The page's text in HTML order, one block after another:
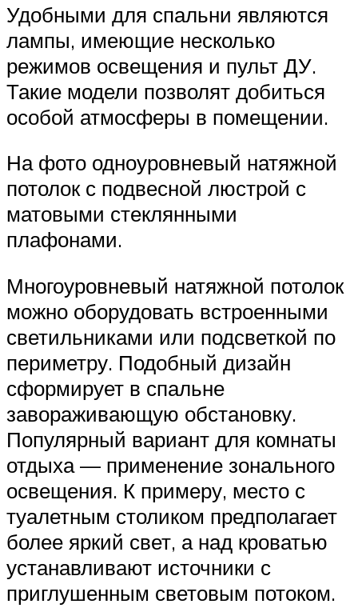
Удобными для спальни являются
лампы, имеющие несколько
режимов освещения и пульт ДУ.
Такие модели позволят добиться
особой атмосферы в помещении.
На фото одноуровневый натяжной
потолок с подвесной люстрой с
матовыми стеклянными
плафонами.
Многоуровневый натяжной потолок
можно оборудовать встроенными
светильниками или подсветкой по
периметру. Подобный дизайн
сформирует в спальне
завораживающую обстановку.
Популярный вариант для комнаты
отдыха — применение зонального
освещения. К примеру, место с
туалетным столиком предполагает
более яркий свет, а над кроватью
устанавливают источники с
приглушенным световым потоком.